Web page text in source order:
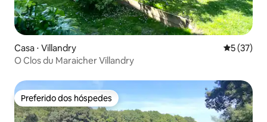
Casa ⋅ Villandry 5 de uma
5 (37)
O Clos du Maraicher Villandry
Preferido dos hóspedes
Preferido dos hóspedes